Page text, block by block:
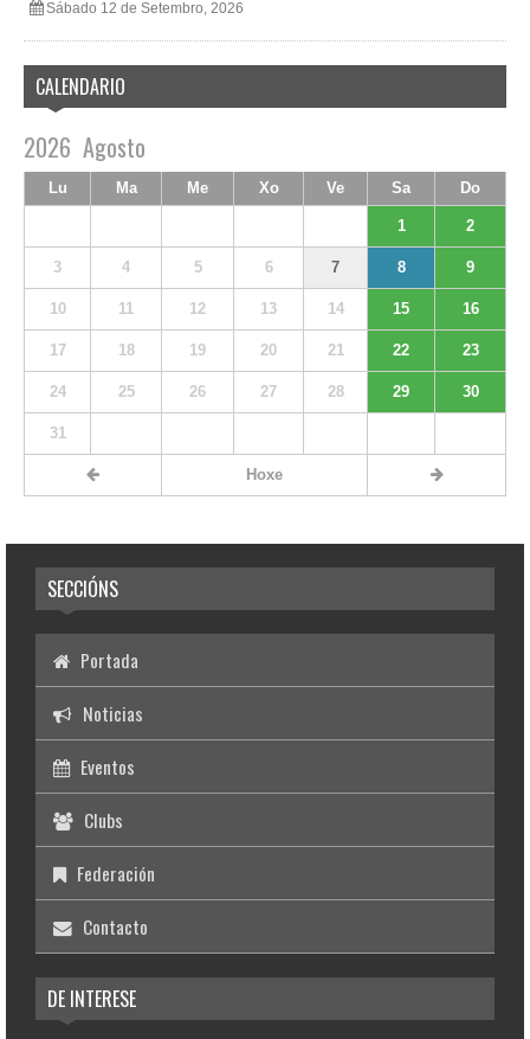
Sábado 12 de Setembro, 2026
CALENDARIO
2026 Agosto
Lu Ma Me Xo Ve Sa Do
1 2
3 4 5 6 7 8 9
10 11 12 13 14 15 16
17 18 19 20 21 22 23
24 25 26 27 28 29 30
31
Hoxe
SECCIÓNS
Portada
Noticias
Eventos
Clubs
Federación
Contacto
DE INTERESE